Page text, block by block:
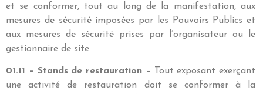
et se conformer, tout au long de la manifestation, aux
mesures de sécurité imposées par les Pouvoirs Publics et
aux mesures de sécurité prises par l’organisateur ou le
gestionnaire de site.
01.11 – Stands de restauration – Tout exposant exerçant
une activité de restauration doit se conformer à la